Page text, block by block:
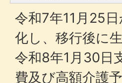
令和7年11月25
化し、移行後に
令和8年1月30日
費及び高額介護